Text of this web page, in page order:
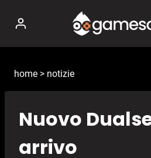
contenuto
home > notizie
Nuovo
arrivo